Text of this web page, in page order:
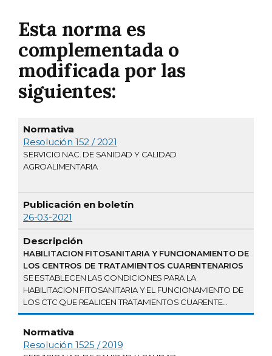
Esta norma es
complementada o
modificada por las
siguientes:
Normativa
en boletín
Resolución 152 / 2021
SERVICIO NAC. DE SANIDAD Y CALIDAD
AGROALIMENTARIA
26-03-2021
HABILITACION FITOSANITARIA Y FUNCIONAMIENTO DE
LOS CENTROS DE TRATAMIENTOS CUARENTENARIOS
SE ESTABLECEN LAS CONDICIONES PARA LA
HABILITACION FITOSANITARIA Y EL FUNCIONAMIENTO DE
LOS CTC QUE REALICEN TRATAMIENTOS CUARENTE...
Resolución 1525 / 2019